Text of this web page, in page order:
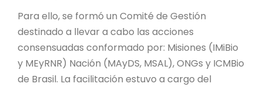
Para ello, se formó un Comité de Gestión
destinado a llevar a cabo las acciones
consensuadas conformado por: Misiones (IMiBio
y MEyRNR) Nación (MAyDS, MSAL), ONGs y ICMBio
de Brasil. La facilitación estuvo a cargo del